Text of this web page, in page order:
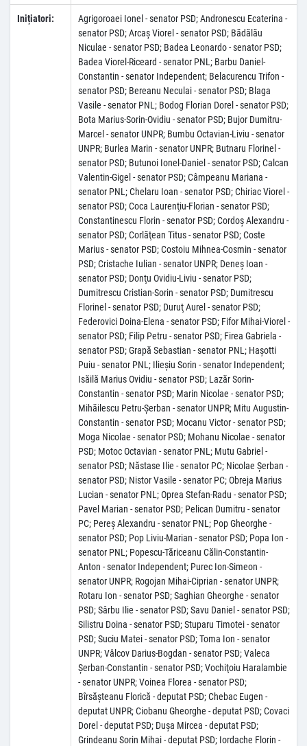
Inițiatori:
Agrigoroaei Ionel - senator PSD; Andronescu Ecaterina -
senator PSD; Arcaş Viorel - senator PSD; Bădălău
Niculae - senator PSD; Badea Leonardo - senator PSD;
Badea Viorel-Riceard - senator PNL; Barbu Daniel-
Constantin - senator Independent; Belacurencu Trifon -
senator PSD; Bereanu Neculai - senator PSD; Blaga
Vasile - senator PNL; Bodog Florian Dorel - senator PSD;
Bota Marius-Sorin-Ovidiu - senator PSD; Bujor Dumitru-
Marcel - senator UNPR; Bumbu Octavian-Liviu - senator
UNPR; Burlea Marin - senator UNPR; Butnaru Florinel -
senator PSD; Butunoi Ionel-Daniel - senator PSD; Calcan
Valentin-Gigel - senator PSD; Câmpeanu Mariana -
senator PNL; Chelaru Ioan - senator PSD; Chiriac Viorel -
senator PSD; Coca Laurenţiu-Florian - senator PSD;
Constantinescu Florin - senator PSD; Cordoş Alexandru -
senator PSD; Corlăţean Titus - senator PSD; Coste
Marius - senator PSD; Costoiu Mihnea-Cosmin - senator
PSD; Cristache Iulian - senator UNPR; Deneş Ioan -
senator PSD; Donţu Ovidiu-Liviu - senator PSD;
Dumitrescu Cristian-Sorin - senator PSD; Dumitrescu
Florinel - senator PSD; Duruţ Aurel - senator PSD;
Federovici Doina-Elena - senator PSD; Fifor Mihai-Viorel -
senator PSD; Filip Petru - senator PSD; Firea Gabriela -
senator PSD; Grapă Sebastian - senator PNL; Haşotti
Puiu - senator PNL; Ilieşiu Sorin - senator Independent;
Isăilă Marius Ovidiu - senator PSD; Lazăr Sorin-
Constantin - senator PSD; Marin Nicolae - senator PSD;
Mihăilescu Petru-Şerban - senator UNPR; Mitu Augustin-
Constantin - senator PSD; Mocanu Victor - senator PSD;
Moga Nicolae - senator PSD; Mohanu Nicolae - senator
PSD; Motoc Octavian - senator PNL; Mutu Gabriel -
senator PSD; Năstase Ilie - senator PC; Nicolae Şerban -
senator PSD; Nistor Vasile - senator PC; Obreja Marius
Lucian - senator PNL; Oprea Stefan-Radu - senator PSD;
Pavel Marian - senator PSD; Pelican Dumitru - senator
PC; Pereş Alexandru - senator PNL; Pop Gheorghe -
senator PSD; Pop Liviu-Marian - senator PSD; Popa Ion -
senator PNL; Popescu-Tăriceanu Călin-Constantin-
Anton - senator Independent; Purec Ion-Simeon -
senator UNPR; Rogojan Mihai-Ciprian - senator UNPR;
Rotaru Ion - senator PSD; Saghian Gheorghe - senator
PSD; Sârbu Ilie - senator PSD; Savu Daniel - senator PSD;
Silistru Doina - senator PSD; Stuparu Timotei - senator
PSD; Suciu Matei - senator PSD; Toma Ion - senator
UNPR; Vâlcov Darius-Bogdan - senator PSD; Valeca
Şerban-Constantin - senator PSD; Vochiţoiu Haralambie
- senator UNPR; Voinea Florea - senator PSD;
Bîrsăşteanu Florică - deputat PSD; Chebac Eugen -
deputat UNPR; Ciobanu Gheorghe - deputat PSD; Covaci
Dorel - deputat PSD; Duşa Mircea - deputat PSD;
Grindeanu Sorin Mihai - deputat PSD; Iordache Florin -